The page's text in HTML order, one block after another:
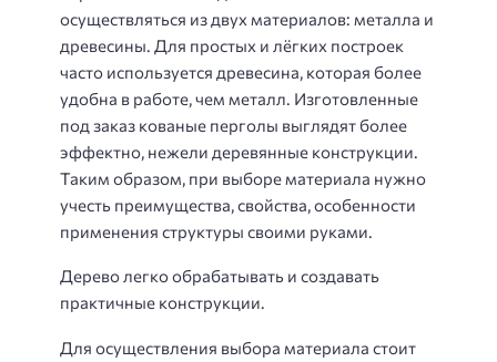
осуществляться из двух материалов: металла и
древесины. Для простых и лёгких построек
часто используется древесина, которая более
удобна в работе, чем металл. Изготовленные
под заказ кованые перголы выглядят более
эффектно, нежели деревянные конструкции.
Таким образом, при выборе материала нужно
учесть преимущества, свойства, особенности
применения структуры своими руками.
Дерево легко обрабатывать и создавать
практичные конструкции.
Для осуществления выбора материала стоит